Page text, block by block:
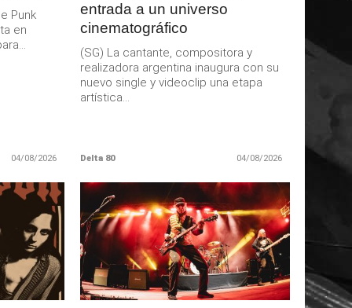
Punk
en
04/08/2026
entrada a un universo
cinematográfico
(SG) La cantante, compositora y
realizadora argentina inaugura con su
nuevo single y videoclip una etapa
artística...
Delta 80 04/08/2026
LEER
MAS